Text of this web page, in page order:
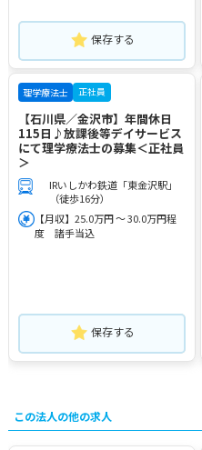
保存する
理学療法士 正社員
【石川県／金沢市】年間休日
115日♪放課後等デイサービス
にて理学療法士の募集＜正社員
＞
IRいしかわ鉄道「東金沢駅」
（徒歩16分）
【月収】25.0万円 ～ 30.0万円程
度 諸手当込
保存する
この法人の他の求人